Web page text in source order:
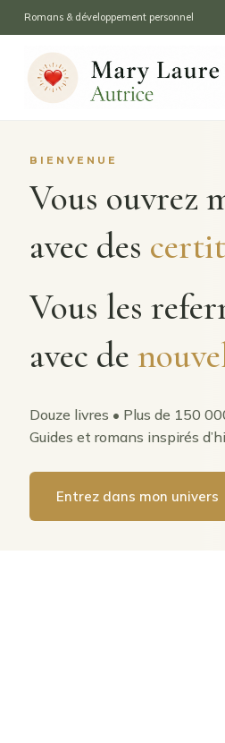
Romans & développement personnel
BIENVENUE
Vous ouvrez
avec des
Vous les
avec de
Douze livres • Plus de 150
Guides et romans inspirés
Entrez dans mon univers